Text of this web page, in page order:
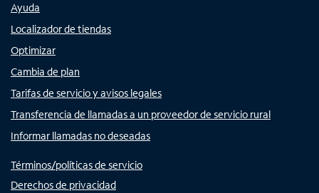
Ayuda
Localizador de tiendas
Optimizar
Cambia de plan
Tarifas de servicio y avisos legales
Transferencia de llamadas a un proveedor de servicio rural
Informar llamadas no deseadas
Términos/políticas de servicio
Derechos de privacidad